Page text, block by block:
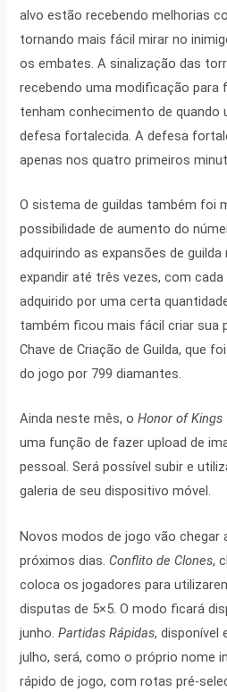
alvo estão recebendo melhorias
tornando mais fácil mirar no
os embates. A sinalização das
recebendo uma modificação para
tenham conhecimento de
defesa fortalecida. A defesa
apenas nos quatro primeiros
O sistema de guildas também foi
possibilidade de aumento do
adquirindo as expansões de guilda
expandir até três vezes, com
adquirido por uma certa
também ficou mais fácil criar sua
Chave de Criação de Guilda, que
do jogo por 799 diamantes.
Ainda neste mês, oHonor of Kings
uma função de fazer upload de
pessoal. Será possível subir e
galeria de seu dispositivo móvel.
Novos modos de jogo vão chegar
próximos dias. Conflito de Clones,
coloca os jogadores para
disputas de 5×5. O modo ficará
junho.Partidas Rápidas, disponível
julho, será, como o próprio nome
rápido de jogo, com rotas pré-